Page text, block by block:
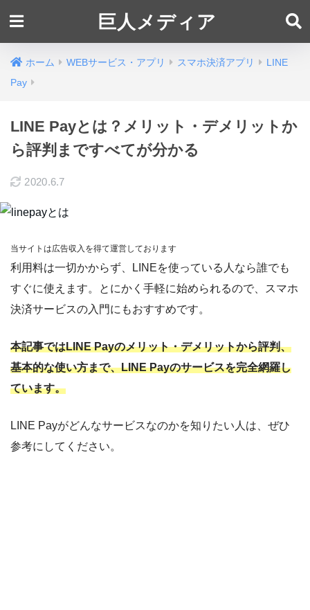
巨人メディア
ホーム WEBサービス・アプリ スマホ決済アプリ
LINE
Pay
LINE Payとは？メリット・デメリットか
ら評判まですべてが分かる
2020.6.7
当サイトは広告収入を得て運営しております
利用料は一切かからず、LINEを使っている人なら誰でも
すぐに使えます。とにかく手軽に始められるので、スマホ
決済サービスの入門にもおすすめです。
本記事ではLINE Payのメリット・デメリットから評判、
基本的な使い方まで、LINE Payのサービスを完全網羅し
ています。
LINE Payがどんなサービスなのかを知りたい人は、ぜひ
参考にしてください。